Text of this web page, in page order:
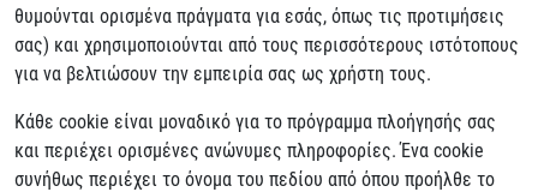
θυμούνται ορισμένα πράγματα για εσάς, όπως τις προτιμήσεις
σας) και χρησιμοποιούνται από τους περισσότερους ιστότοπους
για να βελτιώσουν την εμπειρία σας ως χρήστη τους.
Κάθε cookie είναι μοναδικό για το πρόγραμμα πλοήγησής σας
και περιέχει ορισμένες ανώνυμες πληροφορίες. Ένα cookie
συνήθως περιέχει το όνομα του πεδίου από όπου προήλθε το